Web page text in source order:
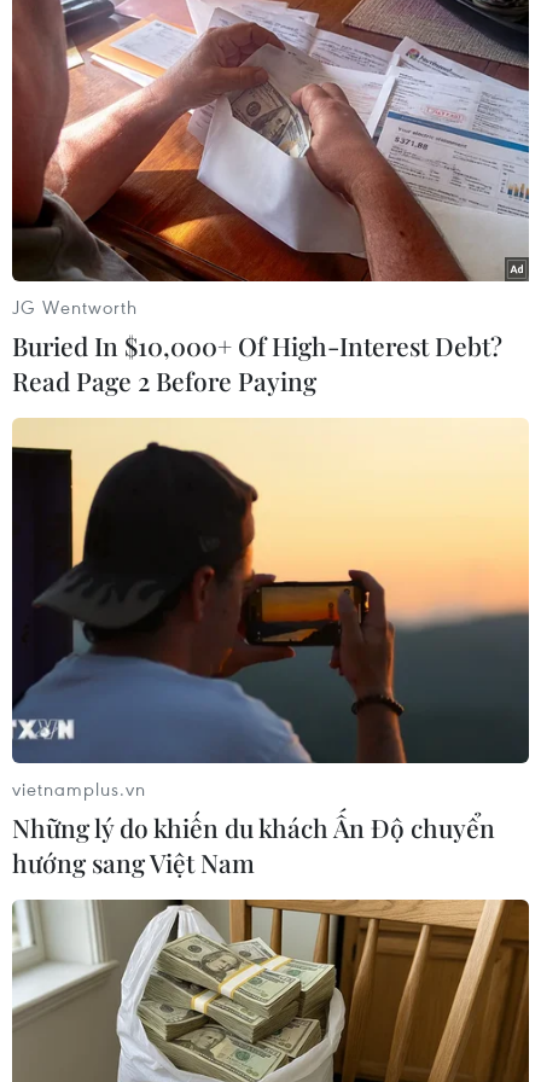
điện thoại thông minh Galaxy S7 và S7 Edge mới với
những tính năng hấp dẫn.
Lợi nhuận quý Một của Samsung tăng
mạnh nhờ Galaxy S7
28/04/2016 07:06
Samsung cho biết lợi nhuận của hãng trong quý 1/2016
tăng 12% so với cùng kỳ năm ngoái, khi doanh số bán
dòng điện thoại thông minh thế hệ mới Galaxy S7 tăng
mạnh.
JG Wentworth
Buried In $10,000+ Of High-Interest Debt?
Read Page 2 Before Paying
vietnamplus.vn
Những lý do khiến du khách Ấn Độ chuyển
hướng sang Việt Nam